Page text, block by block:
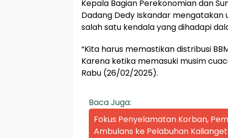
Kepala Bagian Perekonomian dan
Dadang Dedy Iskandar
salah satu kendala yang dihadapi
“Kita harus memastikan distribusi
Karena ketika memasuki musim
Rabu (26/02/2025).
Baca Juga:
Fokus Penyelamatan Korban,
Ambulans ke Pelabuhan Kalianget